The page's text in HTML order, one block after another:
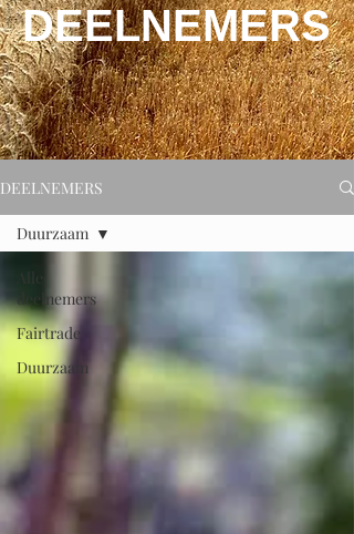
DEELNEMERS
DEELNEMERS
Alle
deelnemers
Fairtrade
Duurzaam
Duurzaam